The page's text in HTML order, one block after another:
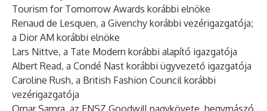
Tourism for Tomorrow Awards korábbi elnöke
Renaud de Lesquen, a Givenchy korábbi vezérigazgatója;
a Dior AM korábbi elnöke
Lars Nittve, a Tate Modern korábbi alapító igazgatója
Albert Read, a Condé Nast korábbi ügyvezető igazgatója
Caroline Rush, a British Fashion Council korábbi
vezérigazgatója
Omar Samra, az ENSZ Goodwill nagykövete, hegymászó